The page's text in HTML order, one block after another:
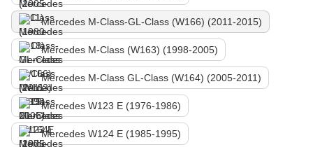
Mercedes M-Class-GL-Class (W166) (2011-2015)
Mercedes M-Class (W163) (1998-2005)
Mercedes M-Class GL-Class (W164) (2005-2011)
Mercedes W123 E (1976-1986)
Mercedes W124 E (1985-1995)